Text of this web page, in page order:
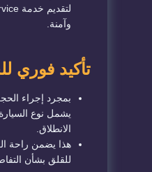
وآمنة.
تأكيد فوري
بمجرد إجراء
يشمل نوع
الانطلاق.
هذا يضمن راحة
للقلق بشأن